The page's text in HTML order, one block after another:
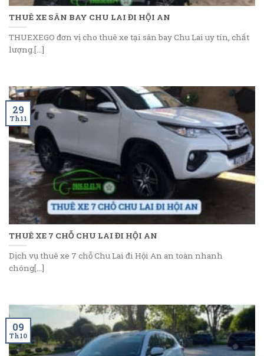
THUÊ XE SÂN BAY CHU LAI ĐI HỘI AN
THUEXEGO đơn vị cho thuê xe tại sân bay Chu Lai uy tín, chất
lượng.[...]
THUÊ XE 7 CHỖ CHU LAI ĐI HỘI AN
Dịch vụ thuê xe 7 chỗ Chu Lai đi Hội An an toàn nhanh
chóng[...]
29
Th11
09
Th10